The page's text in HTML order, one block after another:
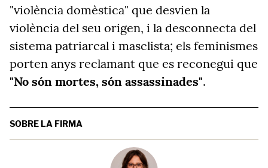
"violència domèstica" que desvien la
violència del seu origen, i la desconnecta del
sistema patriarcal i masclista; els feminismes
porten anys reclamant que es reconegui que
"No són mortes, són assassinades".
SOBRE LA FIRMA